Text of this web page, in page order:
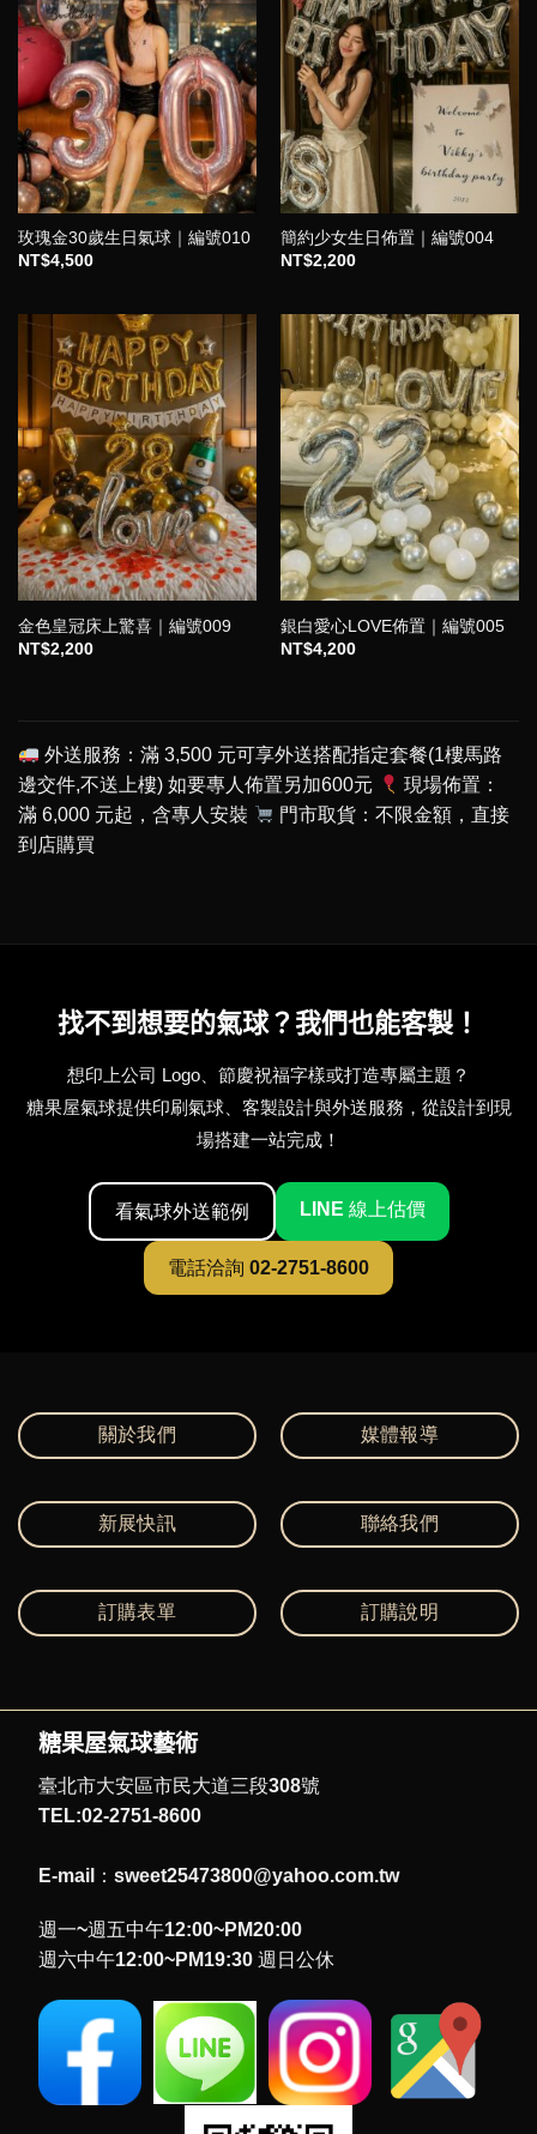
玫瑰金30歲生日氣球｜編號010
NT$4,500
簡約少女生日佈置｜編號004
NT$2,200
金色皇冠床上驚喜｜編號009
NT$2,200
銀白愛心LOVE佈置｜編號005
NT$4,200
外送服務：滿 3,500 元可享外送搭配指定套餐(1樓馬路
邊交件,不送上樓) 如要專人佈置另加600元
現場佈置：
滿 6,000 元起，含專人安裝
門市取貨：不限金額，直接
到店購買
找不到想要的氣球？我們也能客製！
想印上公司 Logo、節慶祝福字樣或打造專屬主題？
糖果屋氣球提供印刷氣球、客製設計與外送服務，從設計到現
場搭建一站完成！
看氣球外送範例 LINE 線上估價
電話洽詢 02-2751-8600
關於我們 媒體報導
新展快訊 聯絡我們
訂購表單 訂購說明
糖果屋氣球藝術
臺北市大安區市民大道三段308號
TEL:02-2751-8600
E-mail：sweet25473800@yahoo.com.tw
週一~週五中午12:00~PM20:00
週六中午12:00~PM19:30 週日公休